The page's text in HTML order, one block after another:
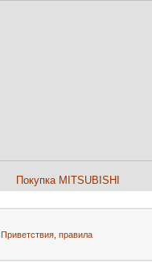
Покупка MITSUBISHI
Приветствия, правила